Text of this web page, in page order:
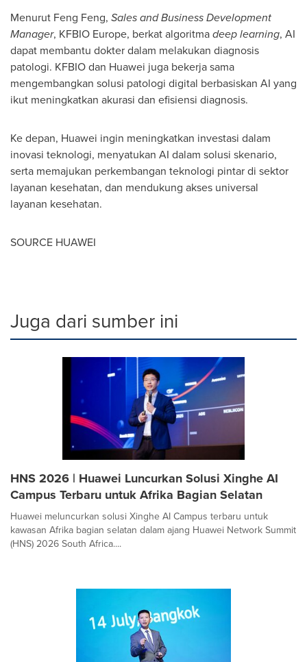
Menurut Feng Feng, Sales and Business Development
Manager, KFBIO Europe, berkat algoritmadeep learning, AI
dapat membantu dokter dalam melakukan diagnosis
patologi. KFBIO dan Huawei juga bekerja sama
mengembangkan solusi patologi digital berbasiskan AI yang
ikut meningkatkan akurasi dan efisiensi diagnosis.
Ke depan, Huawei ingin meningkatkan investasi dalam
inovasi teknologi, menyatukan AI dalam solusi skenario,
serta memajukan perkembangan teknologi pintar di sektor
layanan kesehatan, dan mendukung akses universal
layanan kesehatan.
SOURCE HUAWEI
Juga dari sumber ini
HNS 2026 | Huawei Luncurkan Solusi Xinghe AI
Campus Terbaru untuk Afrika Bagian Selatan
Huawei meluncurkan solusi Xinghe AI Campus terbaru untuk
kawasan Afrika bagian selatan dalam ajang Huawei Network Summit
(HNS) 2026 South Africa....